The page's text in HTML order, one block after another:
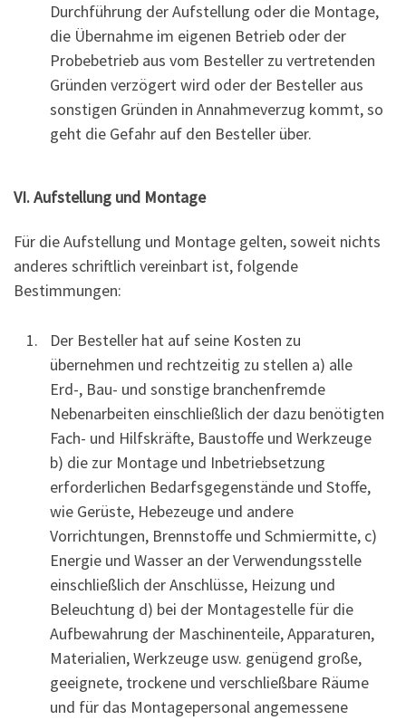
Durchführung der Aufstellung oder die Montage,
die Übernahme im eigenen Betrieb oder der
Probebetrieb aus vom Besteller zu vertretenden
Gründen verzögert wird oder der Besteller aus
sonstigen Gründen in Annahmeverzug kommt, so
geht die Gefahr auf den Besteller über.
VI. Aufstellung und Montage
Für die Aufstellung und Montage gelten, soweit nichts
anderes schriftlich vereinbart ist, folgende
Bestimmungen:
Der Besteller hat auf seine Kosten zu
übernehmen und rechtzeitig zu stellen a) alle
Erd-, Bau- und sonstige branchenfremde
Nebenarbeiten einschließlich der dazu benötigten
Fach- und Hilfskräfte, Baustoffe und Werkzeuge
b) die zur Montage und Inbetriebsetzung
erforderlichen Bedarfsgegenstände und Stoffe,
wie Gerüste, Hebezeuge und andere
Vorrichtungen, Brennstoffe und Schmiermitte, c)
Energie und Wasser an der Verwendungsstelle
einschließlich der Anschlüsse, Heizung und
Beleuchtung d) bei der Montagestelle für die
Aufbewahrung der Maschinenteile, Apparaturen,
Materialien, Werkzeuge usw. genügend große,
geeignete, trockene und verschließbare Räume
und für das Montagepersonal angemessene